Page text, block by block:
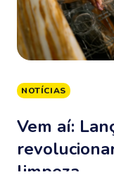
NOTÍCIAS
Vem aí:
limpeza